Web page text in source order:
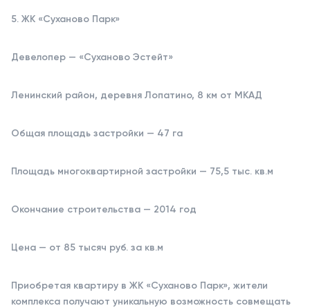
5. ЖК «Суханово Парк»
Девелопер — «Суханово Эстейт»
Ленинский район, деревня Лопатино, 8 км от МКАД
Общая площадь застройки — 47 га
Площадь многоквартирной застройки — 75,5 тыс. кв.м
Окончание строительства — 2014 год
Цена — от 85 тысяч руб. за кв.м
Приобретая квартиру в ЖК «Суханово Парк», жители
комплекса получают уникальную возможность совмещать